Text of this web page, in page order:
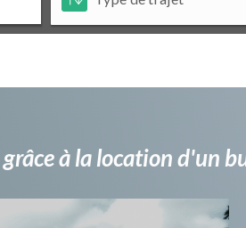
à la location d'un